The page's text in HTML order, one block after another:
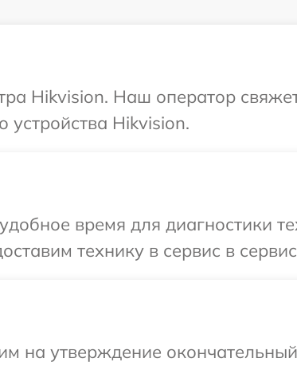
Hikvision. Наш оператор
Hikvision.
время для диагностики
технику в сервис в
на утверждение